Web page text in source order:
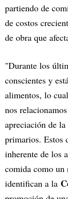
partiendo de
de costos
de obra que
"Durante los
conscientes y
alimentos, lo
nos
apreciación de
primarios. Estos
inherente de los
comida como un
identifican a la